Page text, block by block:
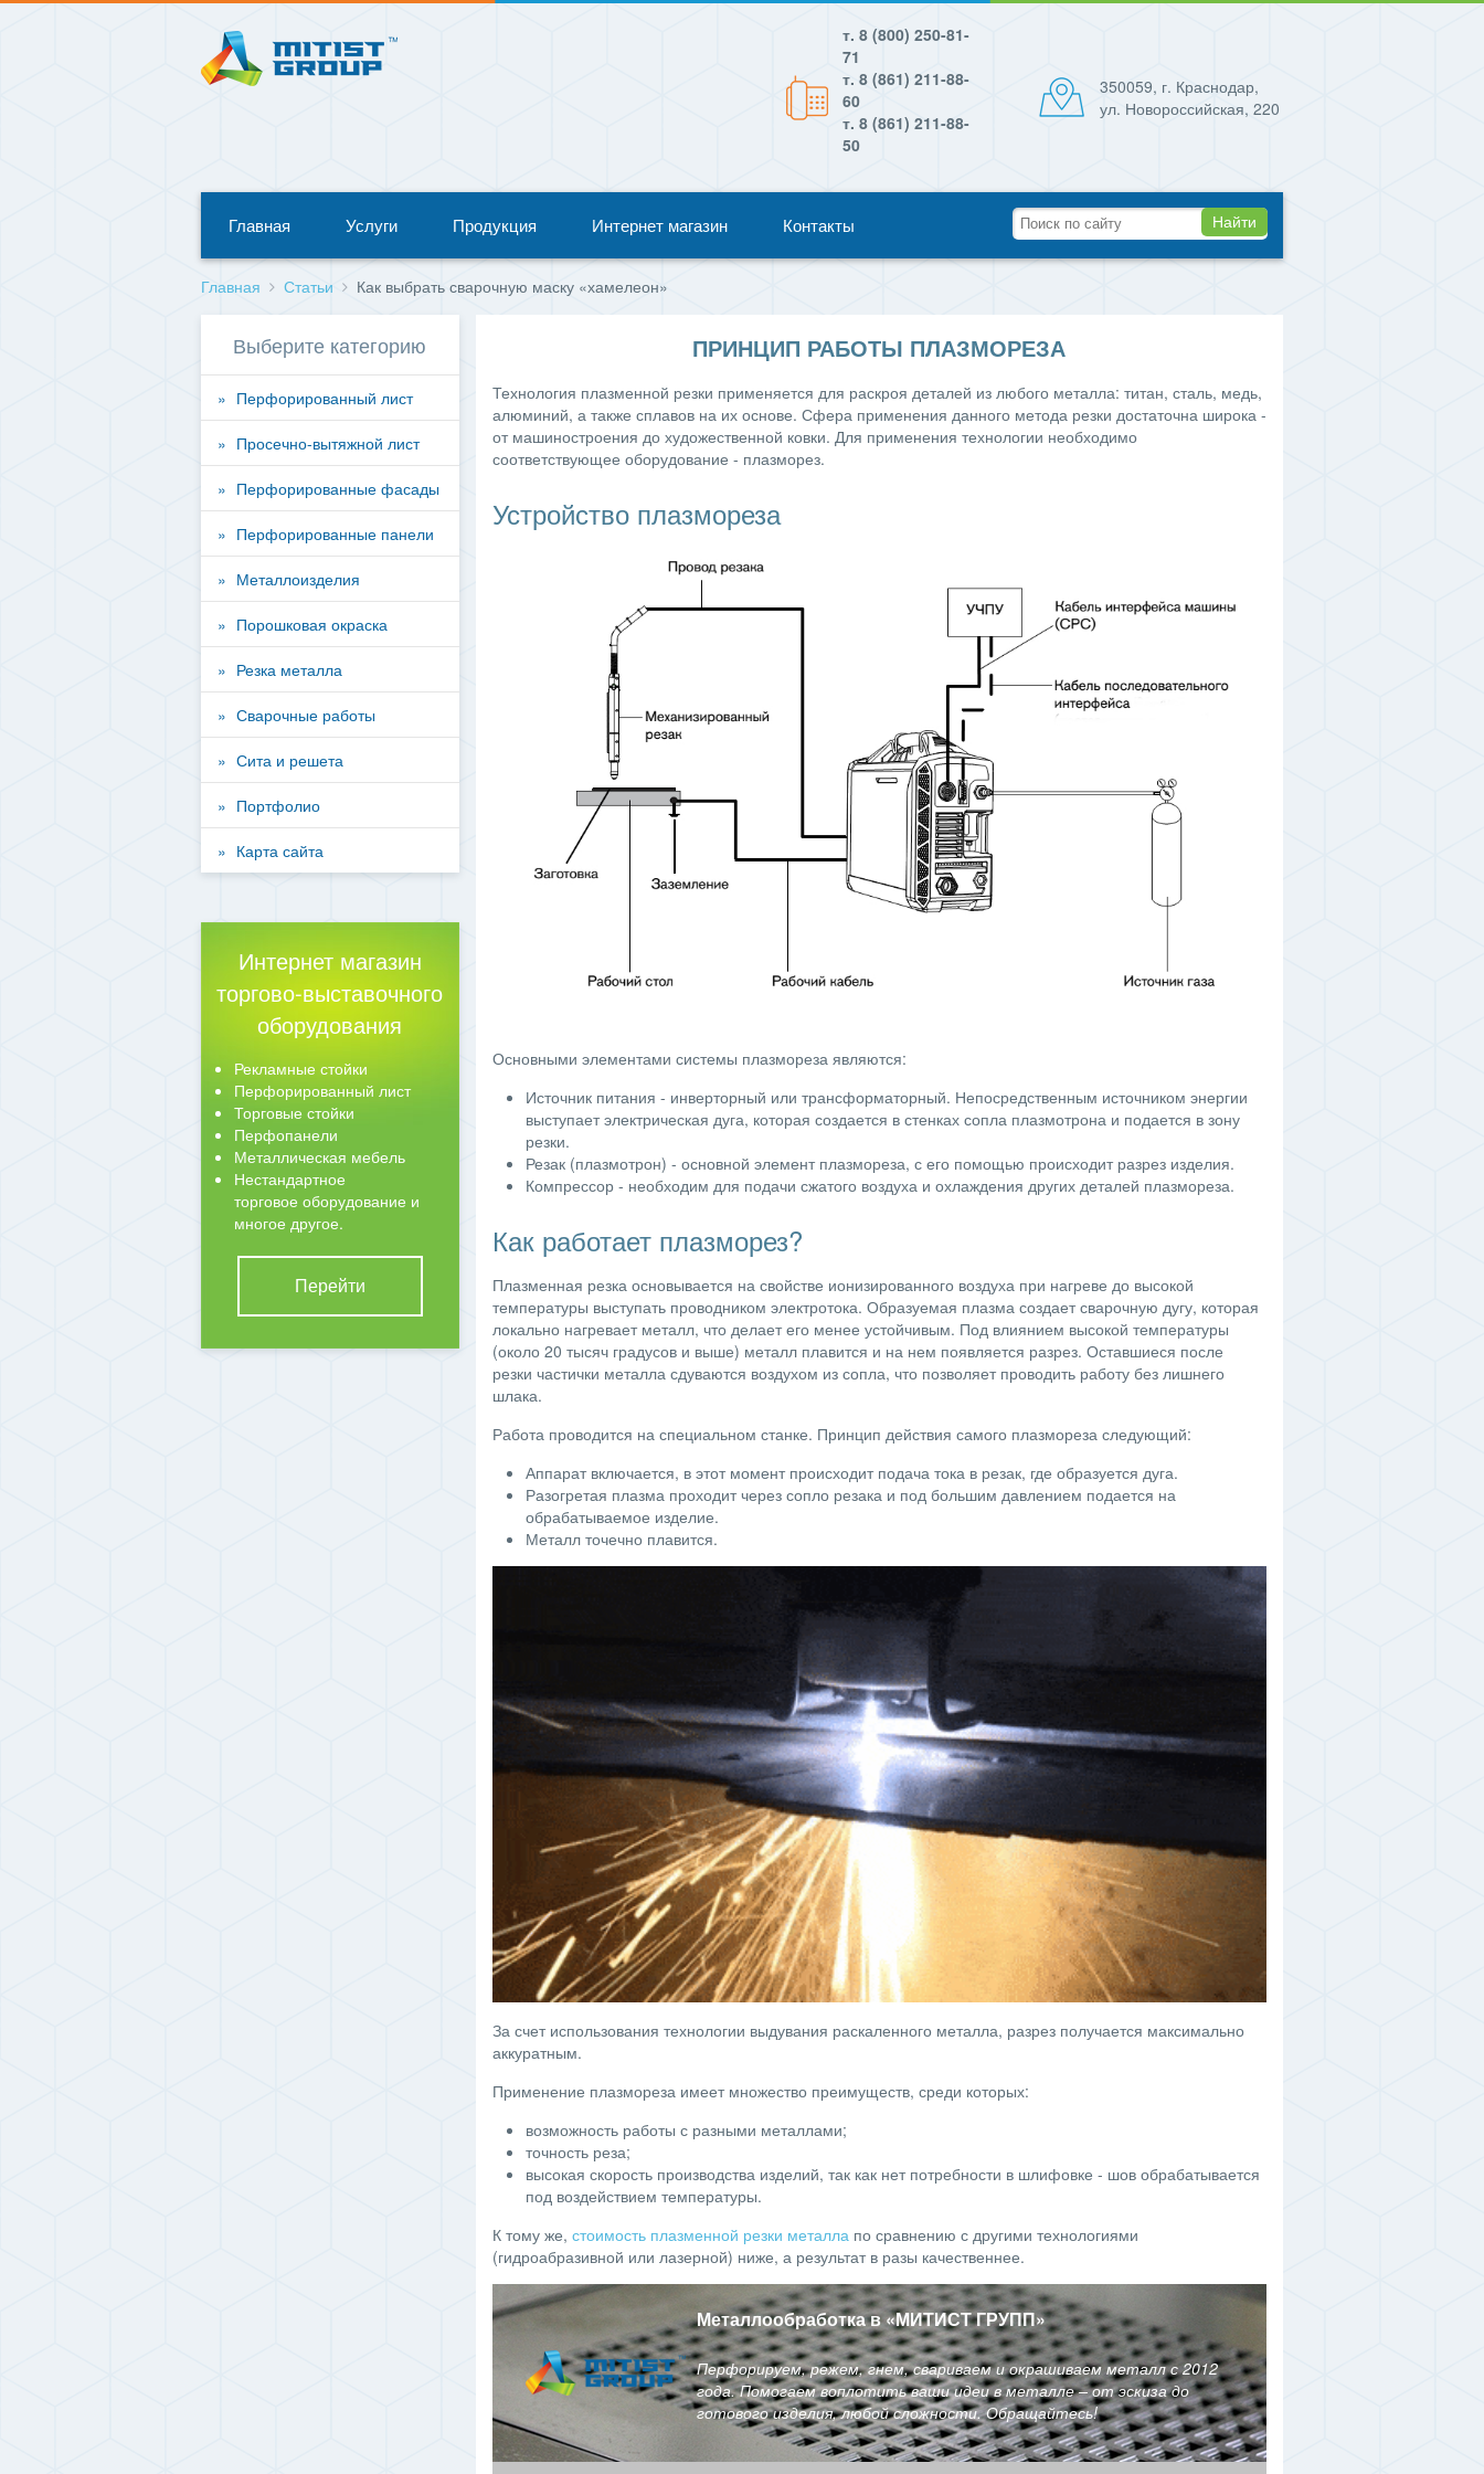
т. 8 (800) 250-81-
71
т. 8 (861) 211-88-
60
т. 8 (861) 211-88-
50
350059, г. Краснодар,
ул. Новороссийская, 220
Главная Услуги Продукция Интернет магазин Контакты Найти
Главная Статьи Как выбрать сварочную маску «хамелеон»
ПРИНЦИП РАБОТЫ ПЛАЗМОРЕЗА
Технология плазменной резки применяется для раскроя деталей из любого металла: титан, сталь, медь,
алюминий, а также сплавов на их основе. Сфера применения данного метода резки достаточна широка -
от машиностроения до художественной ковки. Для применения технологии необходимо
соответствующее оборудование - плазморез.
Устройство плазмореза
Основными элементами системы плазмореза являются:
Источник питания - инверторный или трансформаторный. Непосредственным источником энергии
выступает электрическая дуга, которая создается в стенках сопла плазмотрона и подается в зону
резки.
Резак (плазмотрон) - основной элемент плазмореза, с его помощью происходит разрез изделия.
Компрессор - необходим для подачи сжатого воздуха и охлаждения других деталей плазмореза.
Как работает плазморез?
Плазменная резка основывается на свойстве ионизированного воздуха при нагреве до высокой
температуры выступать проводником электротока. Образуемая плазма создает сварочную дугу, которая
локально нагревает металл, что делает его менее устойчивым. Под влиянием высокой температуры
(около 20 тысяч градусов и выше) металл плавится и на нем появляется разрез. Оставшиеся после
резки частички металла сдуваются воздухом из сопла, что позволяет проводить работу без лишнего
шлака.
Работа проводится на специальном станке. Принцип действия самого плазмореза следующий:
Аппарат включается, в этот момент происходит подача тока в резак, где образуется дуга.
Разогретая плазма проходит через сопло резака и под большим давлением подается на
обрабатываемое изделие.
Металл точечно плавится.
За счет использования технологии выдувания раскаленного металла, разрез получается максимально
аккуратным.
Применение плазмореза имеет множество преимуществ, среди которых:
возможность работы с разными металлами;
точность реза;
высокая скорость производства изделий, так как нет потребности в шлифовке - шов обрабатывается
под воздействием температуры.
К тому же, стоимость плазменной резки металлапо сравнению с другими технологиями
(гидроабразивной или лазерной) ниже, а результат в разы качественнее.
Металлообработка в«МИТИСТ ГРУПП»
Перфорируем, режем, гнем, свариваем и окрашиваем металл с 2012
года. Помогаем воплотить ваши идеи в металле – от эскиза до
готового изделия, любой сложности. Обращайтесь!
Выберите категорию
Перфорированный лист
Просечно-вытяжной лист
Перфорированные фасады
Перфорированные панели
Металлоизделия
Порошковая окраска
Резка металла
Сварочные работы
Сита и решета
Портфолио
Карта сайта
Интернет магазин
торгово-выставочного
оборудования
Рекламные стойки
Перфорированный лист
Торговые стойки
Перфопанели
Металлическая мебель
Нестандартное
торговое оборудование и
многое другое.
Перейти